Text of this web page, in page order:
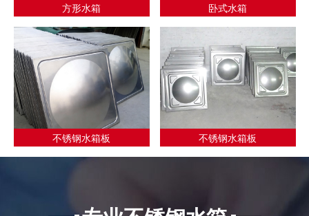
方形水箱 卧式水箱
不锈钢水箱板 不锈钢水箱板